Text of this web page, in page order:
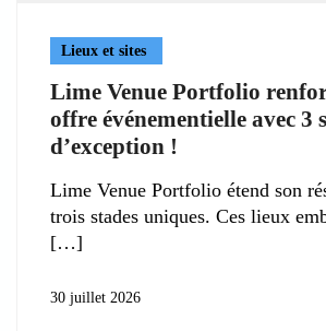
Lieux et sites
Lime Venue Portfolio
offre événementielle avec 3
d’exception !
Lime Venue Portfolio étend son
trois stades uniques. Ces lieux
30 juillet 2026